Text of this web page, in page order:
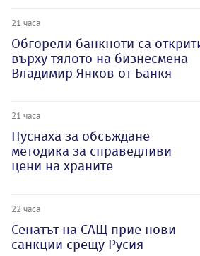
21 часа
Обгорели банкноти са
върху тялото на бизнесмена
Владимир Янков от Банкя
21 часа
Пуснаха за обсъждане
методика за справедливи
цени на храните
22 часа
Сенатът на САЩ прие нови
санкции срещу Русия